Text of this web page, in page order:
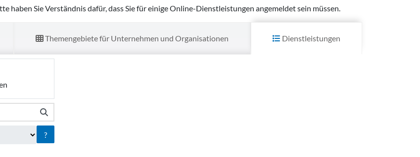
haben Sie Verständnis dafür, dass Sie für einige Online-Dienstleistungen angemeldet sein müssen.
Themengebiete für Unternehmen und Organisationen Dienstleistungen
?